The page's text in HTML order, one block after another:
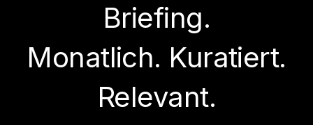
Briefing.
Monatlich. Kuratiert.
Relevant.